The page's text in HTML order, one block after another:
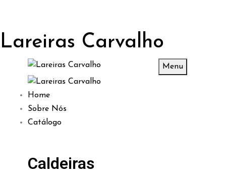
Lareiras Carvalho
Menu
Home
Sobre Nós
Catálogo
Caldeiras